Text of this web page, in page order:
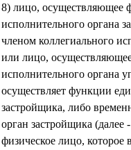
8) лицо, осуществляющее
исполнительного органа
членом коллегиального
или лицо,
исполнительного органа
осуществляет функции
застройщика, либо
орган застройщика (далее
физическое лицо, которое